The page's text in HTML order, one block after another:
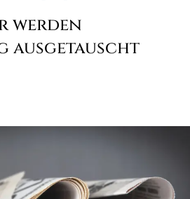
werden
ausgetauscht